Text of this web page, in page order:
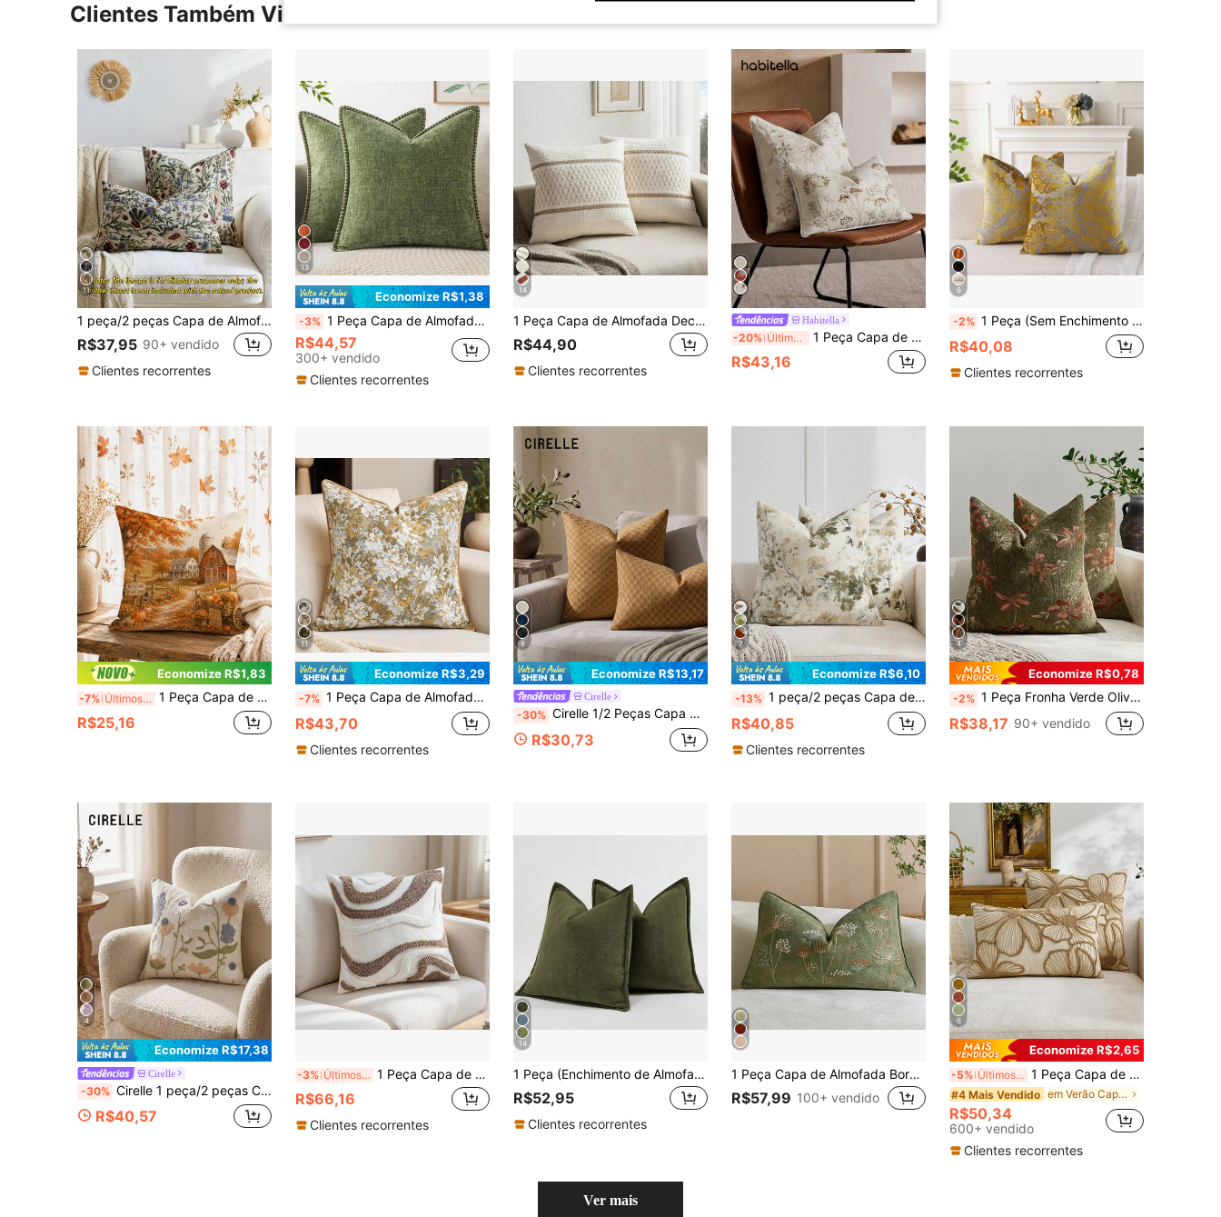
Clientes Também Visitaram
11
1 peça/2 peças Capa de Almofada Decorativa com Estampa Floral, Adequada para Todas as Estações, Disponível em Várias Cores, Estampas e Tamanhos, Fronha de Tecido Jacquard de Alta Densidade (Enchimento de Almofada Não Incluído), Fechamento com Zíper, Adequada para Festas de Feriados, Almofadas de Sofá Combinando em Bege, Almofadas de Sofá, Almofadas de Cama, Sala de Estar, Escritório, Almofadas de Carro, Também Pode Ser um Presente Simples e Macio.
R$37,95 90+ vendido
Clientes recorrentes
13
Economize R$1,38
-3% 1 Peça Capa de Almofada Dupla Face de Chenille Verde Sálvia Macia e Confortável (Sem Enchimento), Capa de Almofada de Veludo Estilo Fazenda, Fronha Decorativa Quadrada, Adequada para Sofá e Cama, Primavera/Verão
R$44,57
300+ vendido
Clientes recorrentes
14
1 Peça Capa de Almofada Decorativa Estilo Boêmio
R$44,90
Clientes recorrentes
Habitella
-20% Últimos 3 dias 1 Peça Capa de Almofada Bordada de 12x20 Polegadas, Capa de Almofada Decorativa Estilo Boêmio com Zíper, Adequada para Sofá de Sala de Estar, Cama, Design Floral e Abelha, Bege
R$43,16
6
-2% 1 Peça (Sem Enchimento de Almofada) Capa Decorativa de Almofada para Sofá, Almofada de Sofá de Veludo Jacquard, Capa de Almofada Fofinha, Fronha de Almofada Macia, Almofada Decorativa para Decoração de Casa no Ramadã, Almofada de Sofá Estilo Nórdico Retrô, Nova Capa de Almofada de Luxo para Decoração de Casa, Fronha Decorativa para Sala de Estar, Pátio, Quarto, Dourada
R$40,08
Clientes recorrentes
Economize R$1,83
-7% Últimos 3 dias 1 Peça Capa de Almofada com Padrão de Abóbora de Paisagem de Fazenda de Outono, Impressão Unilateral em Material de Veludo de Pele de Pêssego de Poliéster, 45*45CM/18*18 polegadas, Adequada para Decoração de Quarto, Decoração de Sofá Minimalista Moderna para Sala de Estar, Presente
R$25,16
11
Economize R$3,29
-7% 1 Peça Capa de Almofada Decorativa Floral Vintage Americana, Capa de Almofada de Sofá Estilo Fazenda, Adequada para Sala de Estar e Quarto, Pode Ser Usada como Presente, Todas as Estações
R$43,70
Clientes recorrentes
8
Economize R$13,17
Cirelle
-30% Cirelle 1/2 Peças Capa de Almofada Xadrez de Chenille, Sem Enchimento, Capa de Almofada Jacquard Macia para Todas as Estações, Design com Zíper, Decoração Universal para Casa, Sofá e Quarto
R$30,73
7
Economize R$6,10
-13% 1 peça/2 peças Capa de Almofada Verde Oliva (Sem Enchimento) Padrão Floral Botânico Vintage, Capa de Almofada Jacquard Chenille + Falso Cashmere, Decoração Doméstica Diária, Sofá, Cama, Quarto, Lembrança, Decoração de Feriado, Primavera Verão Outono Inverno, Casa Estética
R$40,85
Clientes recorrentes
4
Economize R$0,78
-2% 1 Peça Fronha Verde Oliva (Sem Enchimento) com Padrão Floral, Capa de Almofada Jacquard Macia e Confortável de Luxo da Moda Moderna, Adequada para Decoração Doméstica Diária, Sofá, Cama, Quarto, Sala de Estar, Café, Salão de Exposições, Fronha Decorativa, Decoração de Festa de Feriado Diária, Primavera Verão Outono Inverno Todas as Estações
R$38,17 90+ vendido
4
Economize R$17,38
Cirelle
-30% Cirelle 1 peça/2 peças Capas de Almofada Bordadas Boho, Capa de Almofada Botânica de Flores Silvestres Azul Empoeirado, Fronha de Almofada Floral Texturizada de Bouclé para Sofá, Divã, Quarto (Sem Enchimento)
R$40,57
-3% Últimos 3 dias 1 Peça Capa de Almofada Decorativa com Onda Abstrata em Tela Acolchoada 45x45cm, Capa de Almofada Texturizada Minimalista Boho para Sofá, Quarto, Sala de Estar, Decoração de Casa, Sem Enchimento
R$66,16
Clientes recorrentes
14
1 Peça (Enchimento de Almofada Não Incluído) Capa de Almofada Decorativa com Textura de Espinha de Peixe e Borda Aveludada, Capa de Almofada Decorativa Macia e Luxuosa de Chenille, Adequada para Sofá, Cama, Quarto, Escritório, Hotel, Decoração, Todas as Estações
R$52,95
Clientes recorrentes
1 Peça Capa de Almofada Bordada para Casa, Tamanho 12x20 Polegadas, Capa de Almofada Decorativa Estilo Boêmio com Zíper, Adequada para Sofá de Sala de Estar, Cama, Design Floral e Abelha, Verde Acinzentado
R$57,99 100+ vendido
6
Economize R$2,65
-5% Últimos 3 dias 1 Peça Capa de Almofada Bordada Floral Bege Minimalista Moderna, Capa de Almofada Floral de Primavera/Verão, Adequada para Decoração Interna, Capa de Almofada para Todas as Estações, Enchimento de Almofada Não Incluído
#4 Mais Vendido em Verão Capa de almofada
R$50,34
600+ vendido
Clientes recorrentes
Ver mais